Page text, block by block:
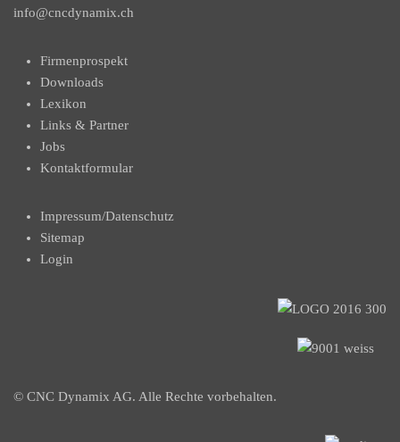
info@cncdynamix.ch
Firmenprospekt
Downloads
Lexikon
Links & Partner
Jobs
Kontaktformular
Impressum/Datenschutz
Sitemap
Login
© CNC Dynamix AG. Alle Rechte vorbehalten.